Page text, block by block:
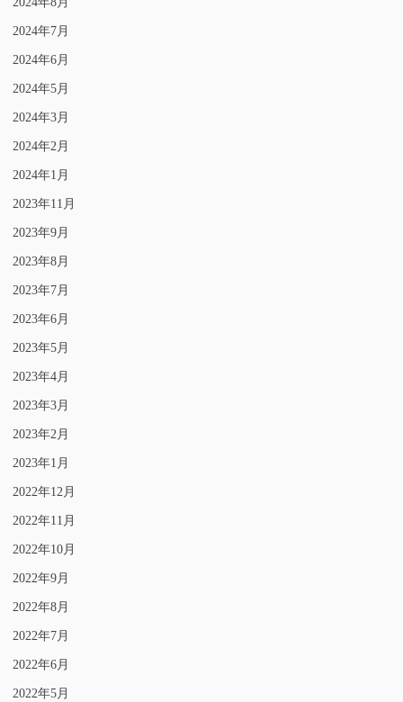
2024年7月
2024年6月
2024年5月
2024年3月
2024年2月
2024年1月
2023年11月
2023年9月
2023年8月
2023年7月
2023年6月
2023年5月
2023年4月
2023年3月
2023年2月
2023年1月
2022年12月
2022年11月
2022年10月
2022年9月
2022年8月
2022年7月
2022年6月
2022年5月